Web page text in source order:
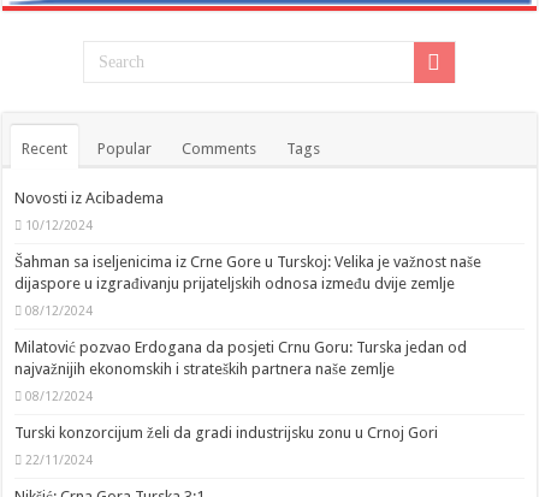
Recent Popular Comments Tags
Novosti iz Acibadema
10/12/2024
Šahman sa iseljenicima iz Crne Gore u Turskoj: Velika je važnost naše
dijaspore u izgrađivanju prijateljskih odnosa između dvije zemlje
08/12/2024
Milatović pozvao Erdogana da posjeti Crnu Goru: Turska jedan od
najvažnijih ekonomskih i strateških partnera naše zemlje
08/12/2024
Turski konzorcijum želi da gradi industrijsku zonu u Crnoj Gori
22/11/2024